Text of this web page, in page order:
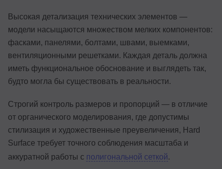
Высокая детализация технических элементов —
модели насыщаются множеством мелких компонентов:
фасками, панелями, болтами, швами, выемками,
вентиляционными решетками. Каждая деталь должна
иметь функциональное обоснование и выглядеть так,
будто могла бы существовать в реальности.
Строгий контроль размеров и пропорций — в отличие
от органического моделирования, где допустимы
стилизация и художественные преувеличения, Hard
Surface требует точного соблюдения масштаба и
аккуратной работы с полигональной сеткой.